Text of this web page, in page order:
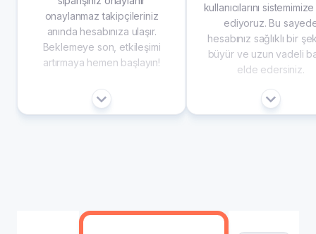
onaylanmaz takipçileriniz
anında hesabınıza ulaşır.
Beklemeye son, etkileşimi
artırmaya hemen başlayın!
kullanıcılarını
ediyoruz. Bu
hesabınız sağlıklı bir
büyür ve uzun vadeli
elde edersiniz.